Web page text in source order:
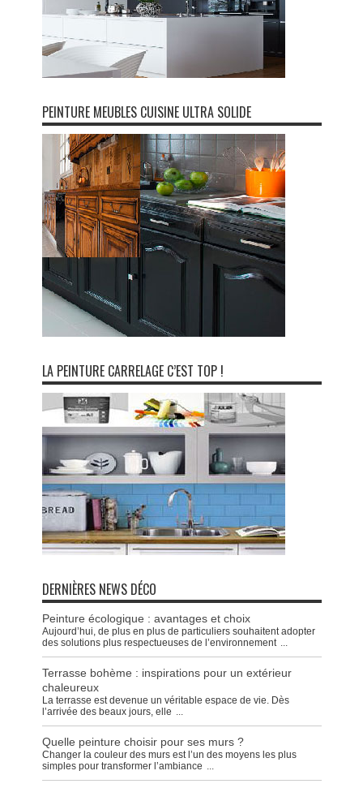
PEINTURE MEUBLES CUISINE ULTRA SOLIDE
LA PEINTURE CARRELAGE C’EST TOP !
DERNIÈRES NEWS DÉCO
Peinture écologique : avantages et choix
Aujourd’hui, de plus en plus de particuliers souhaitent adopter
des solutions plus respectueuses de l’environnement
Terrasse bohème : inspirations pour un extérieur
chaleureux
La terrasse est devenue un véritable espace de vie. Dès
l’arrivée des beaux jours, elle
Quelle peinture choisir pour ses murs ?
Changer la couleur des murs est l’un des moyens les plus
simples pour transformer l’ambiance